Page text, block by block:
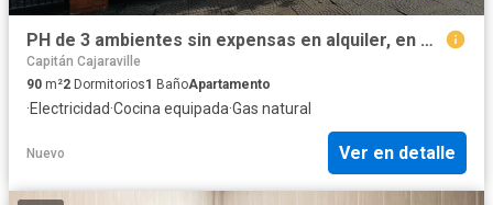
PH de 3 ambientes sin expensas en alquiler, en Martínez.
Capitán Cajaraville
90 m²2 Dormitorios1 BañoApartamento
·Electricidad·Cocina equipada·Gas natural
Nuevo Ver en detalle